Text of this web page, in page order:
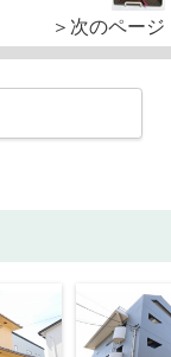
＞次のページ